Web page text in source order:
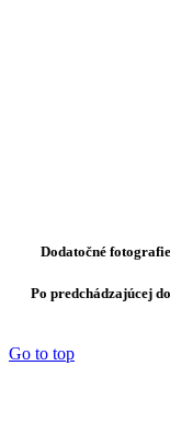
Dodatočné
Po predchádzajúcej
Go to top